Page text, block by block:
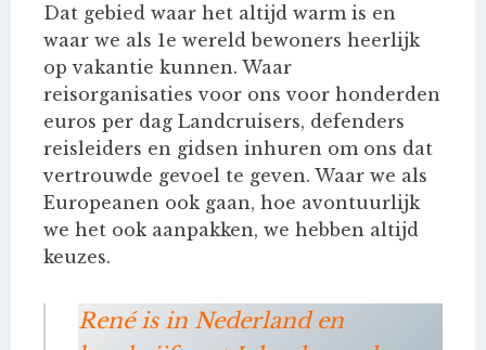
Dat gebied waar het altijd warm is en
waar we als 1e wereld bewoners heerlijk
op vakantie kunnen. Waar
reisorganisaties voor ons voor honderden
euros per dag Landcruisers, defenders
reisleiders en gidsen inhuren om ons dat
vertrouwde gevoel te geven. Waar we als
Europeanen ook gaan, hoe avontuurlijk
we het ook aanpakken, we hebben altijd
keuzes.
René is in Nederland en